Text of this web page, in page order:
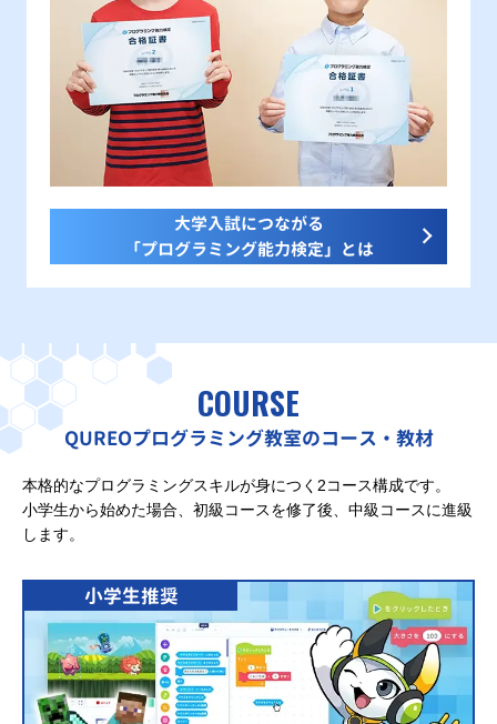
大学入試につながる
「プログラミング能力検定」とは
COURSE
QUREOプログラミング教室のコース・教材
本格的なプログラミングスキルが身につく2コース構成です。
小学生から始めた場合、初級コースを修了後、中級コースに進級
します。
小学生推奨